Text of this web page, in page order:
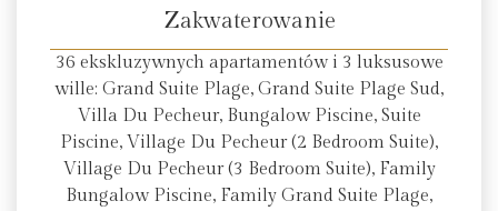
Zakwaterowanie
36 ekskluzywnych apartamentów i 3 luksusowe
wille: Grand Suite Plage, Grand Suite Plage Sud,
Villa Du Pecheur, Bungalow Piscine, Suite
Piscine, Village Du Pecheur (2 Bedroom Suite),
Village Du Pecheur (3 Bedroom Suite), Family
Bungalow Piscine, Family Grand Suite Plage,